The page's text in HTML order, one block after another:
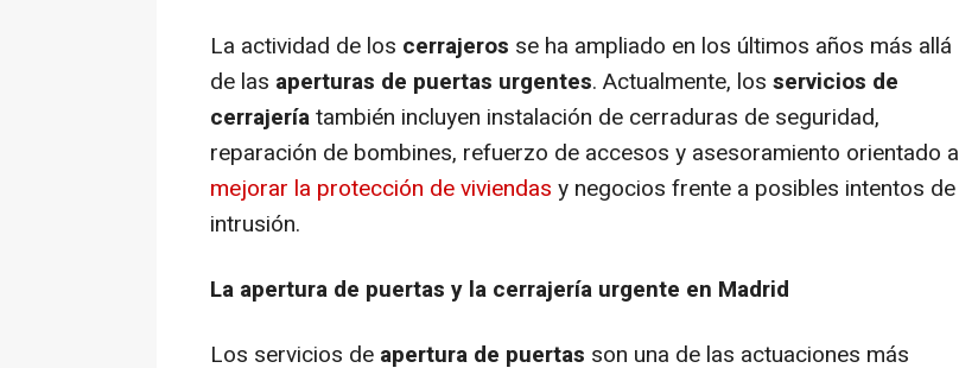
La actividad de los cerrajeros se ha ampliado en los últimos años más allá
de las aperturas de puertas urgentes. Actualmente, los servicios de
cerrajeríatambién incluyen instalación de cerraduras de seguridad,
reparación de bombines, refuerzo de accesos y asesoramiento orientado a
mejorar la protección de viviendas y negocios frente a posibles intentos de
intrusión.
La apertura de puertas y la cerrajería urgente en Madrid
Los servicios de apertura de puertas son una de las actuaciones más